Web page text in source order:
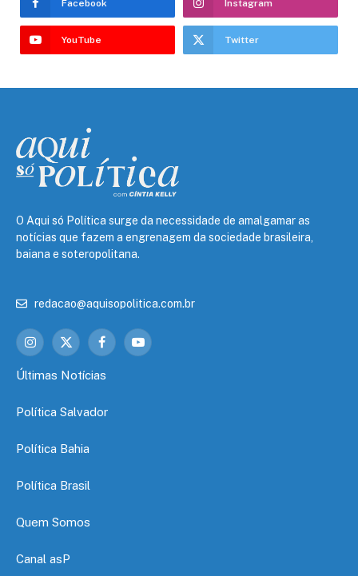
Facebook Instagram
YouTube Twitter
O Aqui só Política surge da necessidade de amalgamar as
notícias que fazem a engrenagem da sociedade brasileira,
baiana e soteropolitana.
redacao@aquisopolitica.com.br
Instagram
X
FacebookYouTube
Últimas Notícias
Política Salvador
Política Bahia
Política Brasil
Quem Somos
Canal asP